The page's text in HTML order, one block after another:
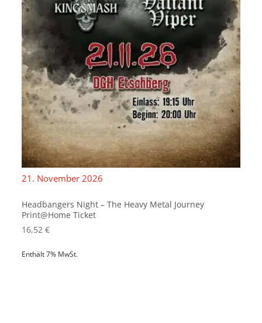
21. November 2026
Headbangers Night – The Heavy Metal Journey
Print@Home Ticket
16,52€
Enthält 7% MwSt.